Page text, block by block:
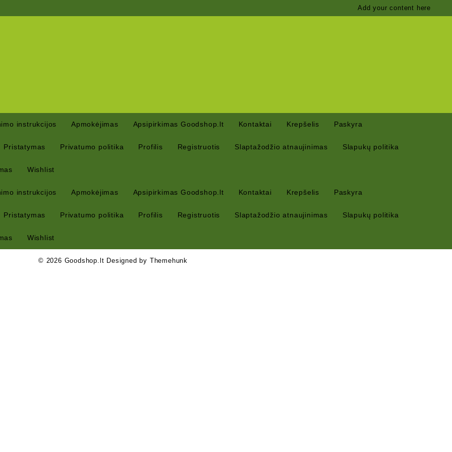
Add your content here
instrukcijos Apmokėjimas Apsipirkimas Goodshop.lt Kontaktai Krepšelis Paskyra
Pristatymas Privatumo politika Profilis Registruotis Slaptažodžio atnaujinimas Slapukų politika
Wishlist
instrukcijos Apmokėjimas Apsipirkimas Goodshop.lt Kontaktai Krepšelis Paskyra
Pristatymas Privatumo politika Profilis Registruotis Slaptažodžio atnaujinimas Slapukų politika
Wishlist
© 2026 Goodshop.lt Designed by Themehunk